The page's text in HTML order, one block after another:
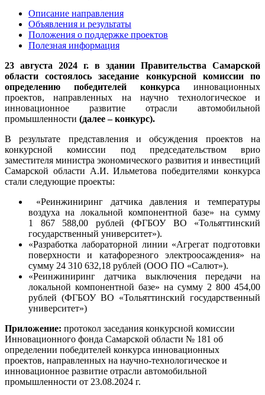
Описание направления
Объявления и результаты
Положения о поддержке проектов
Полезная информация
23 августа 2024 г. в здании Правительства Самарской
области состоялось заседание конкурсной комиссии по
определению победителей конкурса инновационных
проектов, направленных на научно технологическое и
инновационное развитие отрасли автомобильной
промышленности (далее – конкурс).
В результате представления и обсуждения проектов на
конкурсной комиссии под председательством врио
заместителя министра экономического развития и инвестиций
Самарской области А.И. Ильметова победителями конкурса
стали следующие проекты:
«Реинжиниринг датчика давления и температуры
воздуха на локальной компонентной базе» на сумму
1 867 588,00 рублей (ФГБОУ ВО «Тольяттинский
государственный университет»).
«Разработка лабораторной линии «Агрегат подготовки
поверхности и катафорезного электроосаждения» на
сумму 24 310 632,18 рублей (ООО ПО «Салют»).
«Реинжиниринг датчика выключения передачи на
локальной компонентной базе» на сумму 2 800 454,00
рублей (ФГБОУ ВО «Тольяттинский государственный
университет»)
Приложение: протокол заседания конкурсной комиссии
Инновационного фонда Самарской области № 181 об
определении победителей конкурса инновационных
проектов, направленных на научно-технологическое и
инновационное развитие отрасли автомобильной
промышленности от 23.08.2024 г.